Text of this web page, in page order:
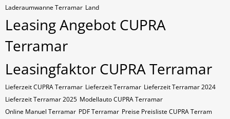
Laderaumwanne Terramar Land
Leasing Angebot CUPRA
Terramar
Leasingfaktor CUPRA Terramar
Lieferzeit CUPRA Terramar Lieferzeit Terramar Lieferzeit Terramar 2024
Lieferzeit Terramar 2025 Modellauto CUPRA Terramar
Online Manuel Terramar PDF Terramar Preise Preisliste CUPRA Terram